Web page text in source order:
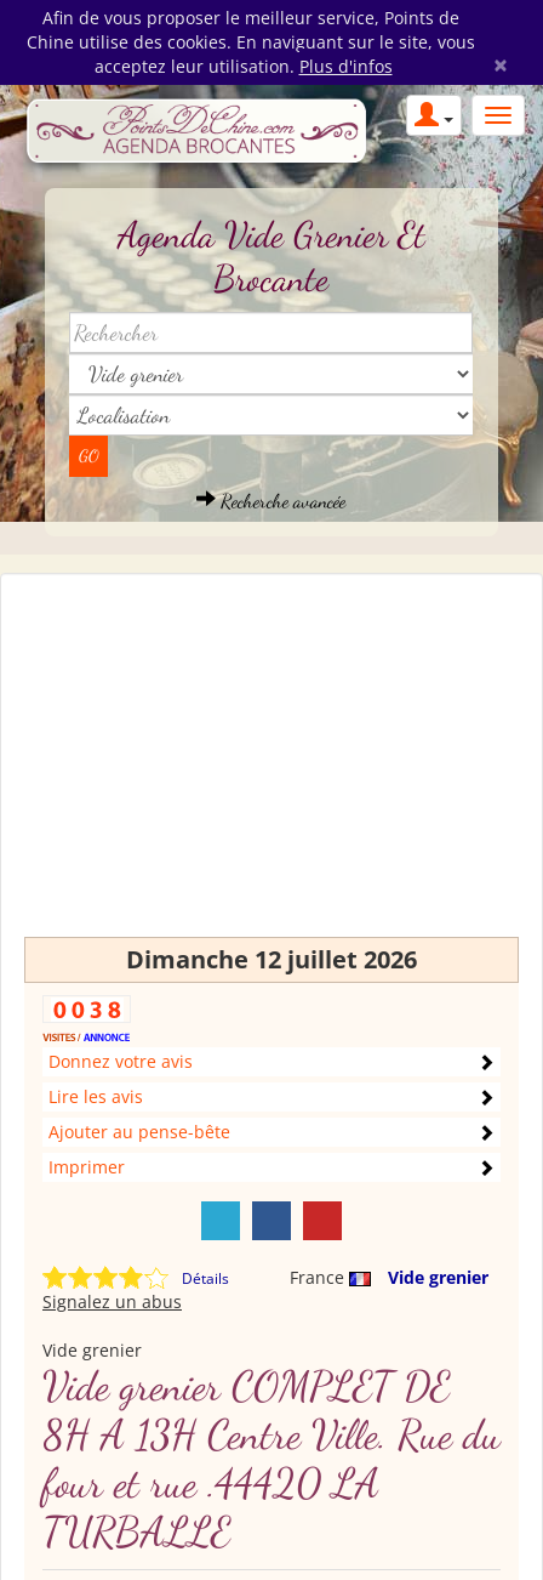
Afin de vous proposer le meilleur service, Points de
Chine utilise des cookies. En naviguant sur le site, vous
acceptez leur utilisation. Plus d'infos ×
Agenda Vide Grenier Et
Brocante
Recherche avancée
Dimanche 12 juillet 2026
Donnez votre avis
Lire les avis
Ajouter au pense-bête
Imprimer
Détails France
Vide grenier
Signalez un abus
Vide grenier
Vide grenier COMPLET DE
8H A 13H Centre Ville. Rue du
four et rue .44420 LA
TURBALLE